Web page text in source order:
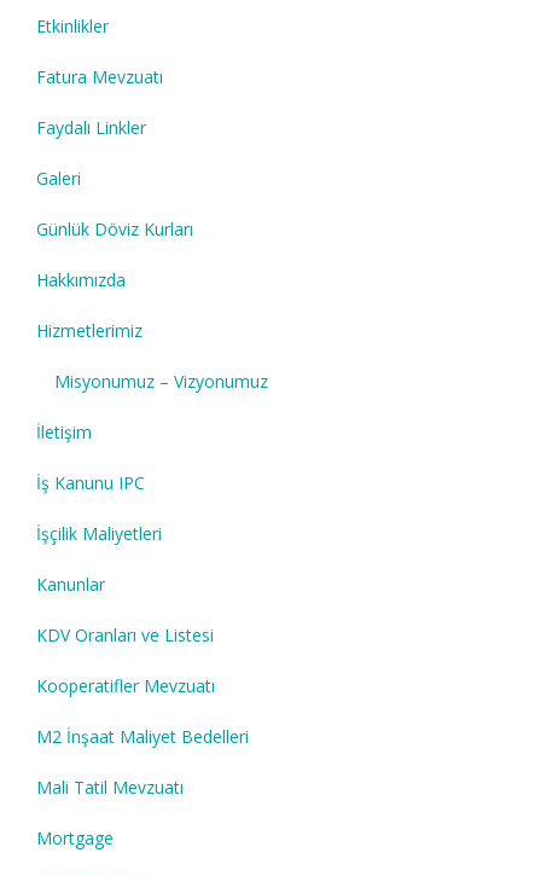
Etkinlikler
Fatura Mevzuatı
Faydalı Linkler
Galeri
Günlük Döviz Kurları
Hakkımızda
Hizmetlerimiz
Misyonumuz – Vizyonumuz
İletişim
İş Kanunu IPC
İşçilik Maliyetleri
Kanunlar
KDV Oranları ve Listesi
Kooperatifler Mevzuatı
M2 İnşaat Maliyet Bedelleri
Mali Tatil Mevzuatı
Mortgage